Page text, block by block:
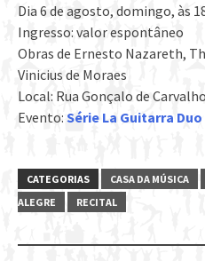
Dia 6 de agosto, domingo, às
Ingresso: valor espontâneo
Obras de Ernesto Nazareth,
Vinicius de Moraes
Local: Rua Gonçalo de
Evento: Série La Guitarra
CATEGORIAS CASA DA MÚSICA
ALEGRE
RECITAL